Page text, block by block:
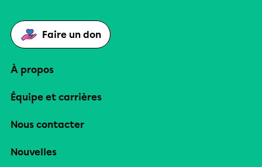
Faire un don
À propos
Équipe et carrières
Nous contacter
Nouvelles